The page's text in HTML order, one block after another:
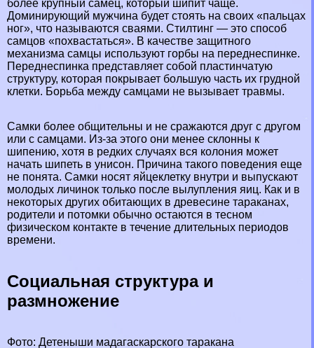
более крупный самец, который шипит чаще.
Доминирующий мужчина будет стоять на своих «пальцах
ног», что называются сваями. Стилтинг — это способ
самцов «похвастаться». В качестве защитного
механизма самцы используют горбы на переднеспинке.
Переднеспинка представляет собой пластинчатую
структуру, которая покрывает большую часть их грудной
клетки. Борьба между самцами не вызывает травмы.
Самки более общительны и не сражаются друг с другом
или с самцами. Из-за этого они менее склонны к
шипению, хотя в редких случаях вся колония может
начать шипеть в унисон. Причина такого поведения еще
не понята. Самки носят яйцеклетку внутри и выпускают
молодых личинок только после вылупления яиц. Как и в
некоторых других обитающих в древесине таpaканах,
родители и потомки обычно остаются в тесном
физическом контакте в течение длительных периодов
времени.
Социальная структура и
размножение
Фото: Детеныши мадагаскарского таpaкана